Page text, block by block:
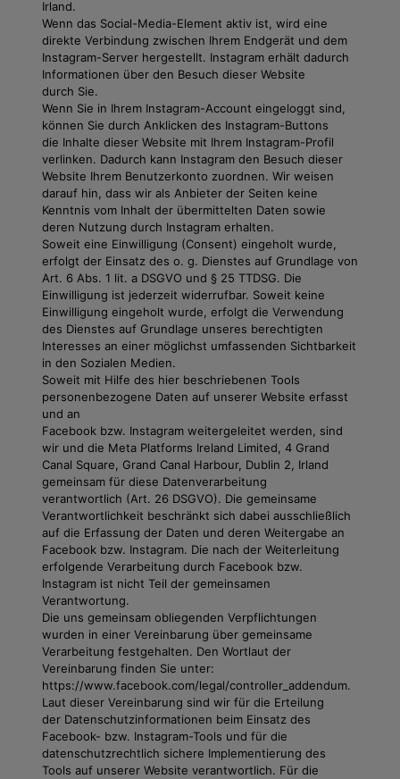
Irland.
Wenn das Social-Media-Element aktiv ist, wird eine
direkte Verbindung zwischen Ihrem Endgerät und dem
Instagram-Server hergestellt. Instagram erhält dadurch
Informationen über den Besuch dieser Website
durch Sie.
Wenn Sie in Ihrem Instagram-Account eingeloggt sind,
können Sie durch Anklicken des Instagram-Buttons
die Inhalte dieser Website mit Ihrem Instagram-Profil
verlinken. Dadurch kann Instagram den Besuch dieser
Website Ihrem Benutzerkonto zuordnen. Wir weisen
darauf hin, dass wir als Anbieter der Seiten keine
Kenntnis vom Inhalt der übermittelten Daten sowie
deren Nutzung durch Instagram erhalten.
Soweit eine Einwilligung (Consent) eingeholt wurde,
erfolgt der Einsatz des o. g. Dienstes auf Grundlage von
Art. 6 Abs. 1 lit. a DSGVO und § 25 TTDSG. Die
Einwilligung ist jederzeit widerrufbar. Soweit keine
Einwilligung eingeholt wurde, erfolgt die Verwendung
des Dienstes auf Grundlage unseres berechtigten
Interesses an einer möglichst umfassenden Sichtbarkeit
in den Sozialen Medien.
Soweit mit Hilfe des hier beschriebenen Tools
personenbezogene Daten auf unserer Website erfasst
und an
Facebook bzw. Instagram weitergeleitet werden, sind
wir und die Meta Platforms Ireland Limited, 4 Grand
Canal Square, Grand Canal Harbour, Dublin 2, Irland
gemeinsam für diese Datenverarbeitung
verantwortlich (Art. 26 DSGVO). Die gemeinsame
Verantwortlichkeit beschränkt sich dabei ausschließlich
auf die Erfassung der Daten und deren Weitergabe an
Facebook bzw. Instagram. Die nach der Weiterleitung
erfolgende Verarbeitung durch Facebook bzw.
Instagram ist nicht Teil der gemeinsamen
Verantwortung.
Die uns gemeinsam obliegenden Verpflichtungen
wurden in einer Vereinbarung über gemeinsame
Verarbeitung festgehalten. Den Wortlaut der
Vereinbarung finden Sie unter:
https://www.facebook.com/legal/controller_addendum.
Laut dieser Vereinbarung sind wir für die Erteilung
der Datenschutzinformationen beim Einsatz des
Facebook- bzw. Instagram-Tools und für die
datenschutzrechtlich sichere Implementierung des
Tools auf unserer Website verantwortlich. Für die